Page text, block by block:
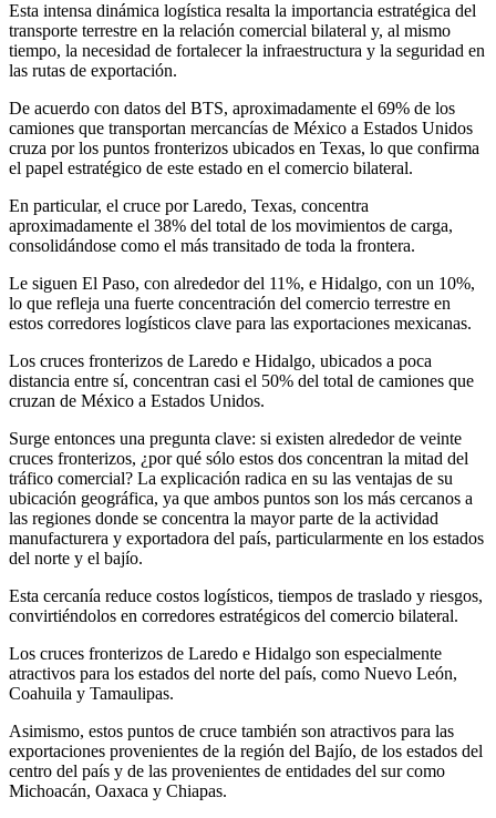
Esta intensa dinámica logística resalta la importancia estratégica del
transporte terrestre en la relación comercial bilateral y, al mismo
tiempo, la necesidad de fortalecer la infraestructura y la seguridad en
las rutas de exportación.
De acuerdo con datos del BTS, aproximadamente el 69% de los
camiones que transportan mercancías de México a Estados Unidos
cruza por los puntos fronterizos ubicados en Texas, lo que confirma
el papel estratégico de este estado en el comercio bilateral.
En particular, el cruce por Laredo, Texas, concentra
aproximadamente el 38% del total de los movimientos de carga,
consolidándose como el más transitado de toda la frontera.
Le siguen El Paso, con alrededor del 11%, e Hidalgo, con un 10%,
lo que refleja una fuerte concentración del comercio terrestre en
estos corredores logísticos clave para las exportaciones mexicanas.
Los cruces fronterizos de Laredo e Hidalgo, ubicados a poca
distancia entre sí, concentran casi el 50% del total de camiones que
cruzan de México a Estados Unidos.
Surge entonces una pregunta clave: si existen alrededor de veinte
cruces fronterizos, ¿por qué sólo estos dos concentran la mitad del
tráfico comercial? La explicación radica en su las ventajas de su
ubicación geográfica, ya que ambos puntos son los más cercanos a
las regiones donde se concentra la mayor parte de la actividad
manufacturera y exportadora del país, particularmente en los estados
del norte y el bajío.
Esta cercanía reduce costos logísticos, tiempos de traslado y riesgos,
convirtiéndolos en corredores estratégicos del comercio bilateral.
Los cruces fronterizos de Laredo e Hidalgo son especialmente
atractivos para los estados del norte del país, como Nuevo León,
Coahuila y Tamaulipas.
Asimismo, estos puntos de cruce también son atractivos para las
exportaciones provenientes de la región del Bajío, de los estados del
centro del país y de las provenientes de entidades del sur como
Michoacán, Oaxaca y Chiapas.